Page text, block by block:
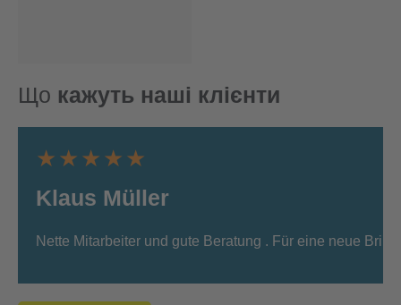
Що кажуть наші клієнти
Klaus Müller
★★★★★
Nette Mitarbeiter und gute Beratung . Für eine neue